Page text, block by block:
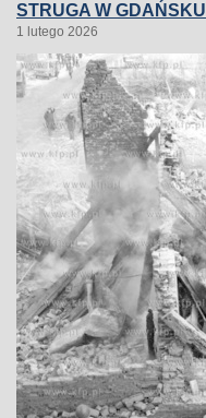
STRUGA W GDAŃSKU
1 lutego 2026